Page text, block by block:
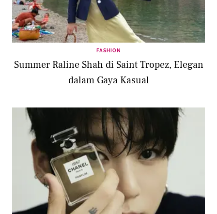
FASHION
Summer Raline Shah di Saint Tropez, Elegan
dalam Gaya Kasual